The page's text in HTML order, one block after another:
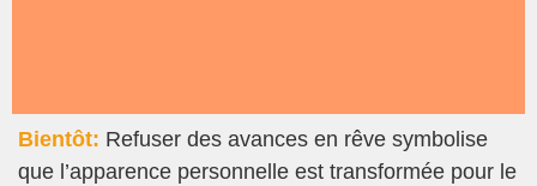
Bientôt: Refuser des avances en rêve symbolise
que l’apparence personnelle est transformée pour le